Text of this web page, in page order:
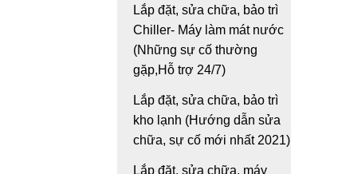
Lắp đặt, sửa chữa, bảo trì
Chiller- Máy làm mát nước
(Những sự cố thường
gặp,Hỗ trợ 24/7)
Lắp đặt, sửa chữa, bảo trì
kho lạnh (Hướng dẫn sửa
chữa, sự cố mới nhất 2021)
Lắp đặt, sửa chữa, máy